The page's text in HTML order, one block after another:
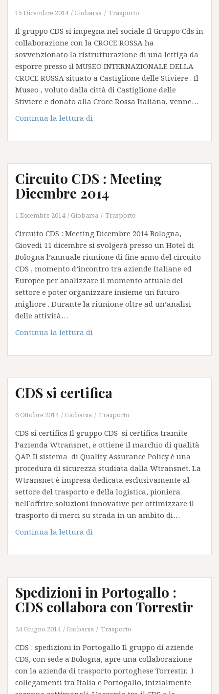
15 Dicembre 2014 Giobarsa Trasporto
Il gruppo CDS si impegna nel sociale Il Gruppo Cds in
collaborazione con la CROCE ROSSA ha
sovvenzionato la ristrutturazione di una lettiga da
esporre presso il MUSEO INTERNAZIONALE DELLA
CROCE ROSSA situato a Castiglione delle Stiviere . Il
Museo , voluto dalla città di Castiglione delle
Stiviere e donato alla Croce Rossa Italiana, venne…
Continua la lettura di
CDS
impegna
nel
Circuito CDS : Meeting
Dicembre 2014
1 Dicembre 2014 Giobarsa Trasporto
Circuito CDS : Meeting Dicembre 2014 Bologna,
Giovedì 11 dicembre si svolgerà presso un Hotel di
Bologna l’annuale riunione di fine anno del circuito
CDS , momento d’incontro tra aziende Italiane ed
Europee per analizzare il momento attuale del
settore e poter organizzare insieme un futuro
migliore . Durante la riunione oltre ad un’analisi
delle attività…
Continua la lettura di
:
Dicembre
2014
CDS si certifica
6 Ottobre 2014 Giobarsa Trasporto
CDS si certifica Il gruppo CDS si certifica tramite
l’azienda Wtransnet, e ottiene il marchio di qualità
QAP. Il sistema di Quality Assurance Policy è una
procedura di sicurezza studiata dalla Wtransnet. La
Wtransnet è impresa dedicata esclusivamente al
settore del trasporto e della logistica, pioniera
nell’offrire soluzioni innovative per ottimizzare il
trasporto di merci su strada in un ambito di…
Continua la lettura di
certifica
Spedizioni in Portogallo :
CDS collabora con Torrestir
24 Giugno 2014 Giobarsa Trasporto
CDS : spedizioni in Portogallo Il gruppo di aziende
CDS, con sede a Bologna, apre una collaborazione
con la azienda di trasporto portoghese Torrestir. I
collegamenti tra Italia e Portogallo, inizialmente